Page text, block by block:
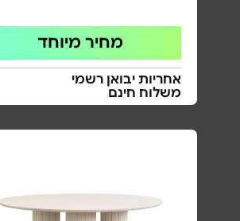
מחיר מיוחד
אחריות יבואן רשמי
משלוח חינם